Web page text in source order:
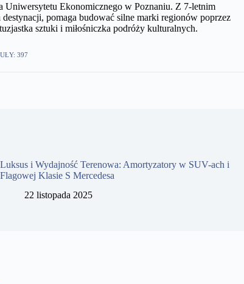
Uniwersytetu Ekonomicznego w Poznaniu. Z 7-letnim
pomaga budować silne marki regionów poprzez
sztuki i miłośniczka podróży kulturalnych.
397
Luksus i Wydajność Terenowa: Amortyzatory w SUV-ach i
Flagowej Klasie S Mercedesa
22 listopada 2025